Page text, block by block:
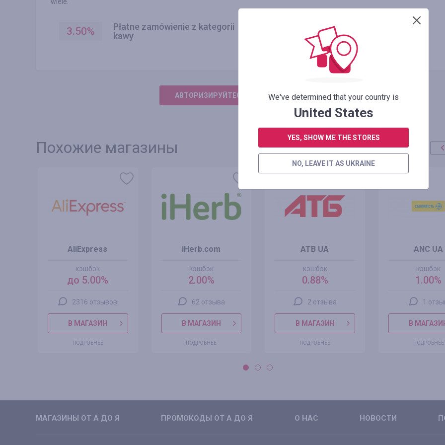
3.50%
Płatne zamówienie z kategorii
kawy
АВТОРИЗИРУЙТЕСЬ, ЧТОБЫ ОСТАВИТЬ ОТЗЫВ
Похожие магазины
AliExpress
кэшбэк
до 5.00%
2316 отзывов
В МАГАЗИН
ПОДРОБНЕЕ
iHerb.com
кэшбэк
2.00%
62 отзыва
В МАГАЗИН
ПОДРОБНЕЕ
ATB UA
кэшбэк
0.88%
2 отзыва
В МАГАЗИН
ПОДРОБНЕЕ
ANC UA
кэшбэк
1.00%
1
В
ПОДРОБНЕЕ
МАГАЗИНЫ ОТ А ДО Я ПРОМОКОДЫ ОТ А ДО Я О НАС НОВОСТИ
We've determined that your country is
United States
YES, SHOW ME THE STORES
NO, LEAVE IT AS UKRAINE